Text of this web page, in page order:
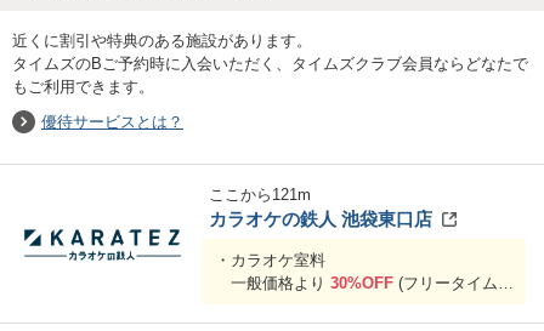
近くに割引や特典のある施設があります。
タイムズのBご予約時に入会いただく、タイムズクラブ会員ならどなたで
もご利用できます。
優待サービスとは？
ここから 121m
カラオケの鉄人 池袋東口店
・カラオケ室料
一般価格より 30%OFF (フリータイムも